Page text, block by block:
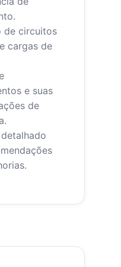
de circuitos
cargas de
e suas
de